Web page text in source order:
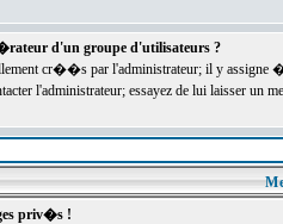
d'un groupe d'utilisateurs ?
cr��s par l'administrateur; il y
l'administrateur; essayez de lui laisser un
priv�s !